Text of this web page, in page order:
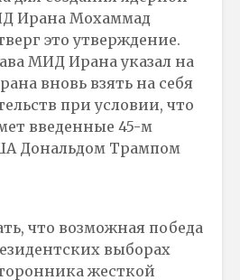
Ирана Мохаммад
это утверждение.
МИД Ирана указал на
вновь взять на себя
при условии, что
введенные 45-м
Дональдом Трампом
что возможная победа
выборах
жесткой